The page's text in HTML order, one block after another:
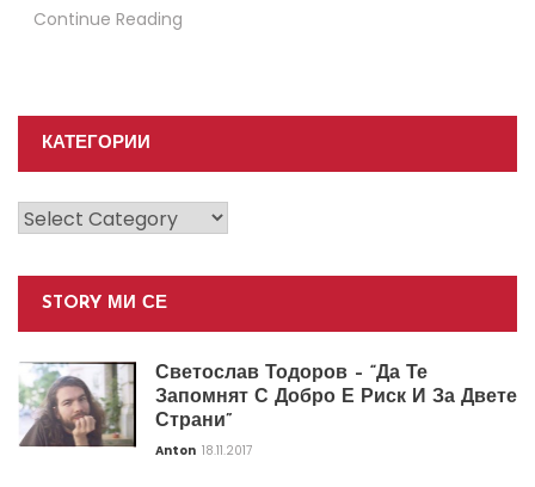
Continue Reading
КАТЕГОРИИ
Категории
STORY МИ СЕ
Светослав Тодоров – “Да Те
Запомнят С Добро Е Риск И За Двете
Страни”
Anton 18.11.2017